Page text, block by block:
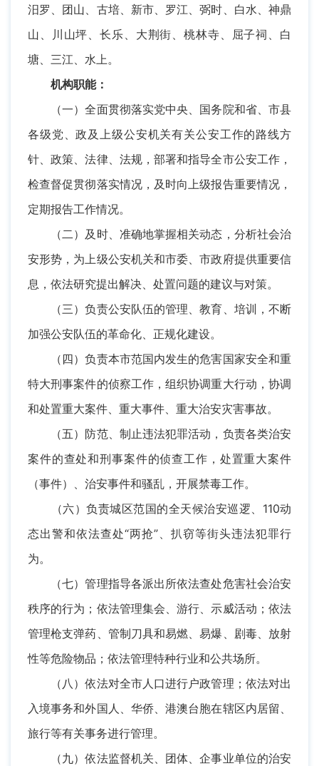
汨罗、团山、古培、新市、罗江、弼时、白水、神鼎
山、川山坪、长乐、大荆街、桃林寺、屈子祠、白
塘、三江、水上。
机构职能：
（一）全面贯彻落实党中央、国务院和省、市县
各级党、政及上级公安机关有关公安工作的路线方
针、政策、法律、法规，部署和指导全市公安工作，
检查督促贯彻落实情况，及时向上级报告重要情况，
定期报告工作情况。
（二）及时、准确地掌握相关动态，分析社会治
安形势，为上级公安机关和市委、市政府提供重要信
息，依法研究提出解决、处置问题的建议与对策。
（三）负责公安队伍的管理、教育、培训，不断
加强公安队伍的革命化、正规化建设。
（四）负责本市范国内发生的危害国家安全和重
特大刑事案件的侦察工作，组织协调重大行动，协调
和处置重大案件、重大事件、重大治安灾害事故。
（五）防范、制止违法犯罪活动，负责各类治安
案件的查处和刑事案件的侦查工作，处置重大案件
（事件）、治安事件和骚乱，开展禁毒工作。
（六）负责城区范国的全天候治安巡逻、110动
态出警和依法查处“两抢”、扒窃等街头违法犯罪行
为。
（七）管理指导各派出所依法查处危害社会治安
秩序的行为；依法管理集会、游行、示威活动；依法
管理枪支弹药、管制刀具和易燃、易爆、剧毒、放射
性等危险物品；依法管理特种行业和公共场所。
（八）依法对全市人口进行户政管理；依法对出
入境事务和外国人、华侨、港澳台胞在辖区内居留、
旅行等有关事务进行管理。
（九）依法监督机关、团体、企事业单位的治安